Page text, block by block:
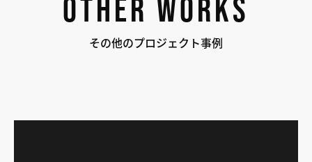
OTHER WORKS
その他のプロジェクト事例